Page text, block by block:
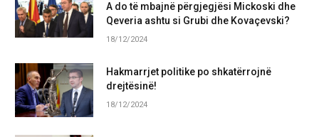
A do të mbajnë përgjegjësi Mickoski dhe
Qeveria ashtu si Grubi dhe Kovaçevski?
18/12/2024
Hakmarrjet politike po shkatërrojnë
drejtësinë!
18/12/2024